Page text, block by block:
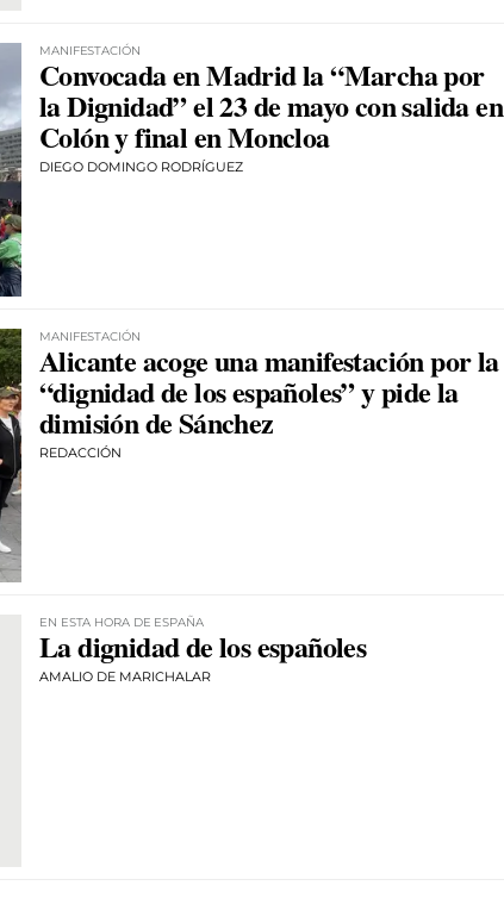
MANIFESTACIÓN
Convocada en Madrid la “Marcha por
la Dignidad” el 23 de mayo con salida en
Colón y final en Moncloa
DIEGO DOMINGO RODRÍGUEZ
MANIFESTACIÓN
Alicante acoge una manifestación por la
“dignidad de los españoles” y pide la
dimisión de Sánchez
REDACCIÓN
EN ESTA HORA DE ESPAÑA
La dignidad de los españoles
AMALIO DE MARICHALAR